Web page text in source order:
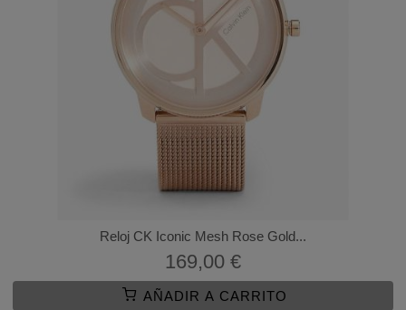
Reloj CK Iconic Mesh Rose Gold...
169,00 €
AÑADIR A CARRITO